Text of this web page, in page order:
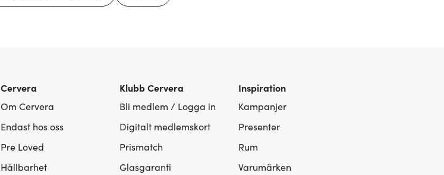
Cervera
Om Cervera
Endast hos oss
Pre Loved
Hållbarhet
Klubb Cervera
Bli medlem / Logga in
Digitalt medlemskort
Prismatch
Glasgaranti
Inspiration
Kampanjer
Presenter
Rum
Varumärken